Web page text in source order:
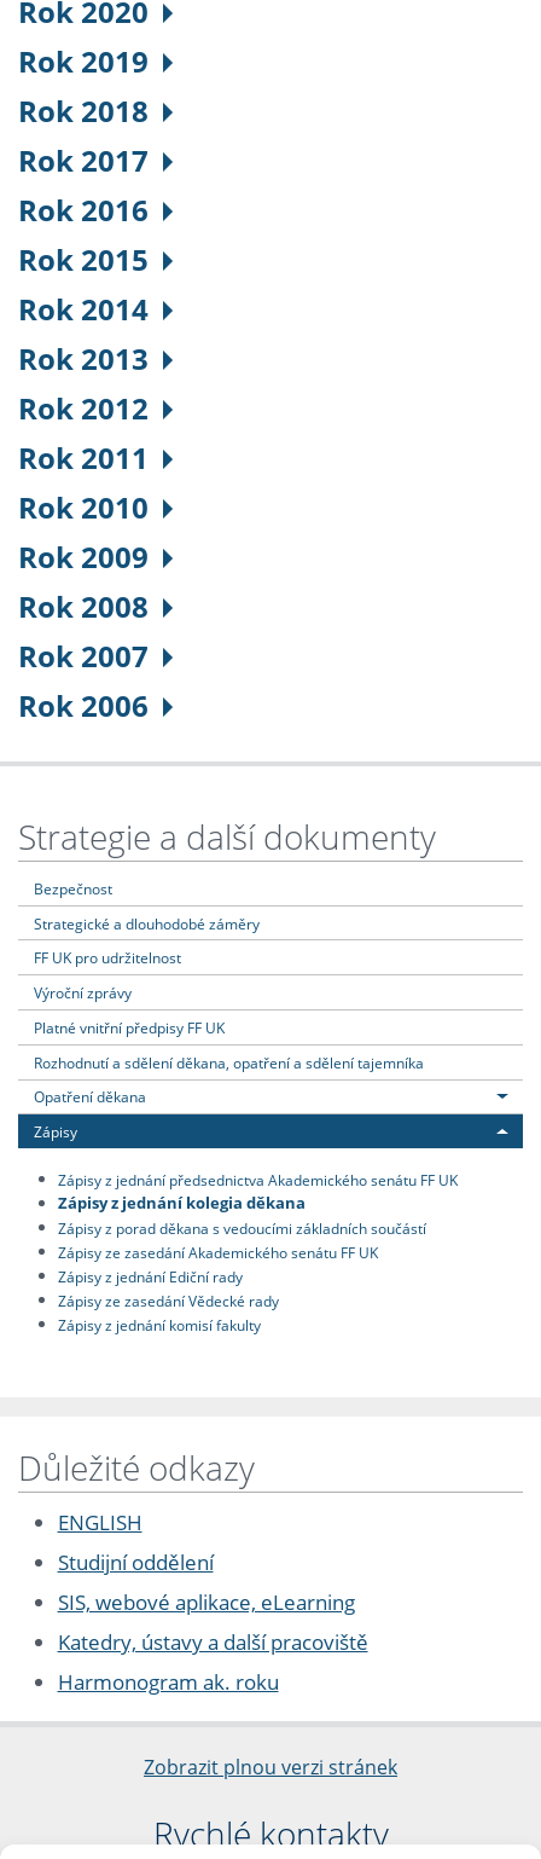
Rok 2020
Rok 2019
Rok 2018
Rok 2017
Rok 2016
Rok 2015
Rok 2014
Rok 2013
Rok 2012
Rok 2011
Rok 2010
Rok 2009
Rok 2008
Rok 2007
Rok 2006
Strategie a další dokumenty
Bezpečnost
Strategické a dlouhodobé záměry
FF UK pro udržitelnost
Výroční zprávy
Platné vnitřní předpisy FF UK
Rozhodnutí a sdělení děkana, opatření a sdělení tajemníka
Opatření děkana
Zápisy
Zápisy z jednání předsednictva Akademického senátu FF UK
Zápisy z jednání kolegia děkana
Zápisy z porad děkana s vedoucími základních součástí
Zápisy ze zasedání Akademického senátu FF UK
Zápisy z jednání Ediční rady
Zápisy ze zasedání Vědecké rady
Zápisy z jednání komisí fakulty
Důležité odkazy
ENGLISH
Studijní oddělení
SIS, webové aplikace, eLearning
Katedry, ústavy a další pracoviště
Harmonogram ak. roku
Zobrazit plnou verzi stránek
Rychlé kontakty